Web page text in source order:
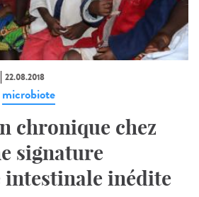
22.08.2018
microbiote
chronique chez
signature
intestinale inédite